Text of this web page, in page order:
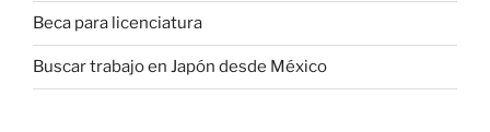
Beca para licenciatura
Buscar trabajo en Japón desde México